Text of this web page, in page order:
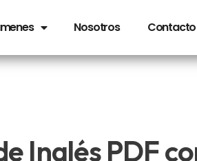
Nosotros Contacto
Inglés PDF